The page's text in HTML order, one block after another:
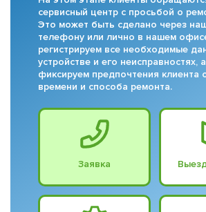
сервисный центр с просьбой о
Это может быть сделано через
телефону или лично в нашем
регистрируем все необходимые
устройстве и его неисправностях,
фиксируем предпочтения клиента
времени и способа ремонта.
Заявка